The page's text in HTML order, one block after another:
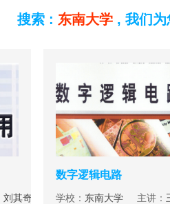
搜索 : 东南大学 , 我们为
刘其奇
数字逻辑电路
学校： 东南大学 主讲：